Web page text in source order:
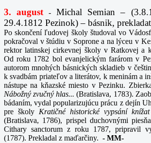
3. august -Michal Semian –
29.4.1812 Pezinok) – básnik,
Po skončení ľudovej školy študoval vo
pokračoval v štúdiu v Soprone a na lýceu v
rektor latinskej cirkevnej školy v Ratkovej a
Od roku 1782 bol evanjelickým farárom v
autorom mnohých básnických skladieb v
k svadbám priateľov a literátov, k meninám a
nástupe na kňazské miesto v Pezinku.
Nábožný zvučný hlas...(Bratislava, 1783).
bádaním, vydal popularizujúcu prácu z dejín
pre školy Kratičné historické vypsání
(Bratislava, 1786), prispel duchovnými
Cithary sanctorum z roku 1787, pripravil
(1787). Prekladal z maďarčiny. - MM-